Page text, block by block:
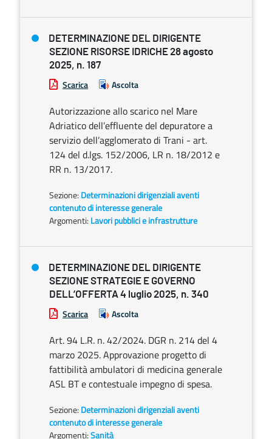
DETERMINAZIONE DEL DIRIGENTE
SEZIONE RISORSE IDRICHE 28 agosto
2025, n. 187
Scarica Ascolta
Autorizzazione allo scarico nel Mare
Adriatico dell’effluente del depuratore a
servizio dell’agglomerato di Trani - art.
124 del d.lgs. 152/2006, LR n. 18/2012 e
RR n. 13/2017.
Sezione: Determinazioni dirigenziali aventi
contenuto di interesse generale
Argomenti: Lavori pubblici e infrastrutture
DETERMINAZIONE DEL DIRIGENTE
SEZIONE STRATEGIE E GOVERNO
DELL’OFFERTA 4 luglio 2025, n. 340
Scarica Ascolta
Art. 94 L.R. n. 42/2024. DGR n. 214 del 4
marzo 2025. Approvazione progetto di
fattibilità ambulatori di medicina generale
ASL BT e contestuale impegno di spesa.
Sezione: Determinazioni dirigenziali aventi
contenuto di interesse generale
Argomenti:Sanità